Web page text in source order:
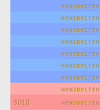
неизвестен
неизвестен
неизвестен
неизвестен
неизвестен
неизвестен
неизвестен
неизвестен
3010 неизвестен